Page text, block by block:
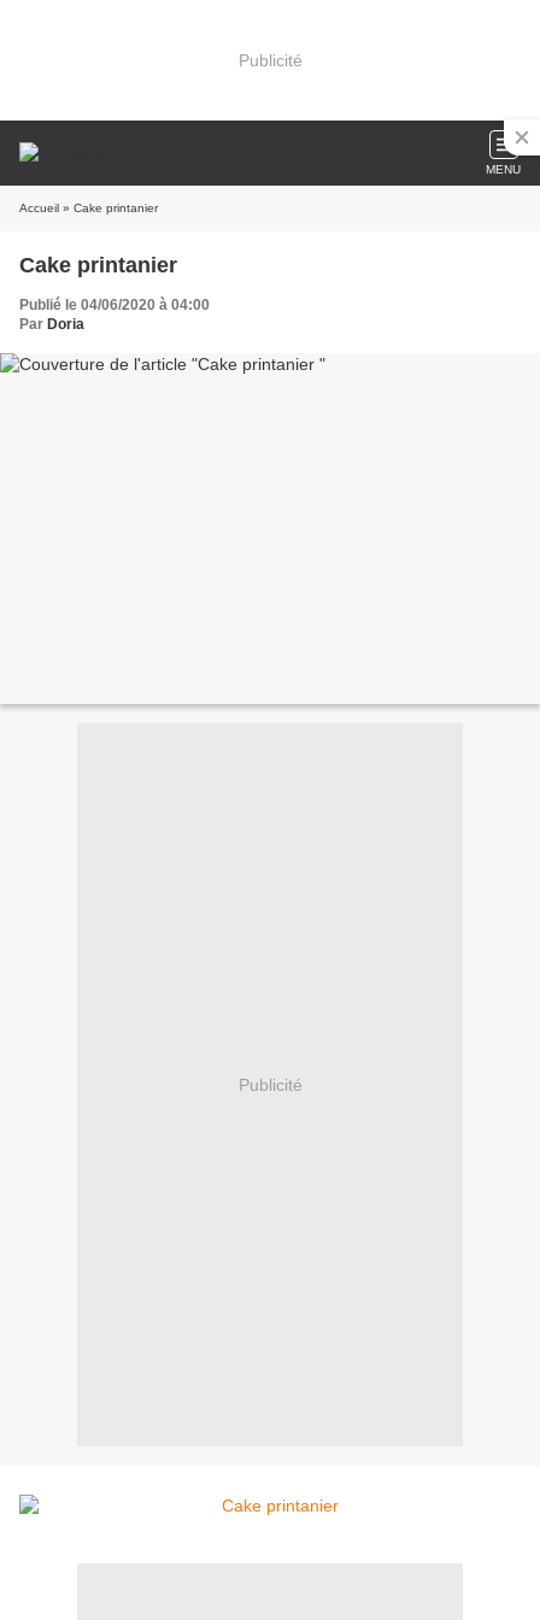
Publicité
MENU
Accueil » Cake printanier
Cake printanier
Publié le 04/06/2020 à 04:00
Par Doria
Publicité